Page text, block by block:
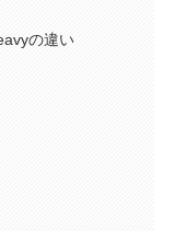
の違い